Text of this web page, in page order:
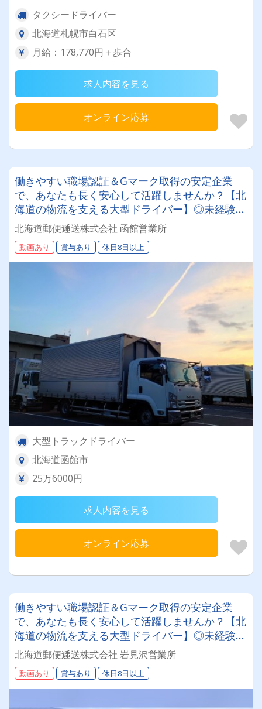
タクシードライバー
北海道札幌市白石区
月給：178,770円＋歩合
求人内容を見る
オンライン応募
働きやすい職場認証＆Gマーク取得の安定企業
で、あなたも長く安心して活躍しませんか？【北
海道の物流を支える大型ドライバー】◎未経験歓
迎◎残業月平均8～9時間◎賞与年3回（昨年度実
績：計4.05ヶ月分）◎カゴ台車メイン
北海道郵便逓送株式会社 函館営業所
動画あり 賞与あり 休日8日以上
大型トラックドライバー
北海道函館市
25万6000円
求人内容を見る
オンライン応募
働きやすい職場認証＆Gマーク取得の安定企業
で、あなたも長く安心して活躍しませんか？【北
海道の物流を支える大型ドライバー】◎未経験歓
迎◎残業月平均8～9時間◎賞与年3回（昨年度実
績：計4.05ヶ月分）◎カゴ台車メイン
北海道郵便逓送株式会社 岩見沢営業所
動画あり 賞与あり 休日8日以上